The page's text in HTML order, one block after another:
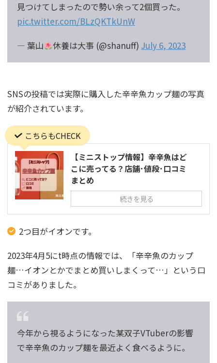
見つけてしまったので勢い余って2個買った。
pic.twitter.com/BLzQKTkUnW
— 葉山
休養は大事 (@shanuff) July 6, 2023
SNSの投稿では実際に購入した辛辛魚カップ麺の写真
が紹介されています。
こちらもCHECK
【ミニストップ情報】辛辛魚はど
こに売ってる？店舗･値段･口コミ
まとめ
続きを見る
2つ目がイオンです。
2023年4月5にt時点の情報では、「辛辛魚のカップ
麺…イオンとかでまとめ買いしまくって…」という口
コミがありました。
今年から視るようになった某双子VTuberの影響
で辛辛魚のカップ麺を最近よく食べるように。